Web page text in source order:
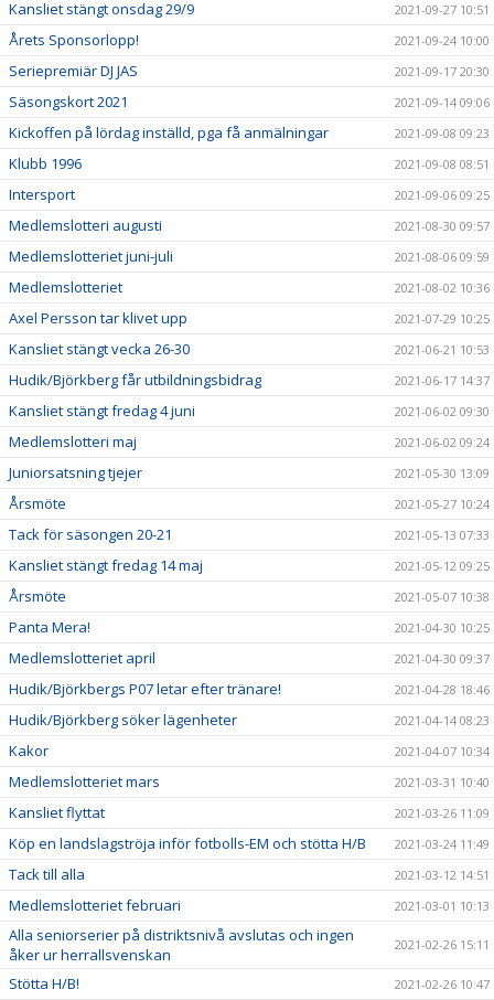
Kansliet stängt onsdag 29/9 2021-09-27 10:51
Årets Sponsorlopp! 2021-09-24 10:00
Seriepremiär DJ JAS 2021-09-17 20:30
Säsongskort 2021 2021-09-14 09:06
Kickoffen på lördag inställd, pga få anmälningar 2021-09-08 09:23
Klubb 1996 2021-09-08 08:51
Intersport 2021-09-06 09:25
Medlemslotteri augusti 2021-08-30 09:57
Medlemslotteriet juni-juli 2021-08-06 09:59
Medlemslotteriet 2021-08-02 10:36
Axel Persson tar klivet upp 2021-07-29 10:25
Kansliet stängt vecka 26-30 2021-06-21 10:53
Hudik/Björkberg får utbildningsbidrag 2021-06-17 14:37
Kansliet stängt fredag 4 juni 2021-06-02 09:30
Medlemslotteri maj 2021-06-02 09:24
Juniorsatsning tjejer 2021-05-30 13:09
Årsmöte 2021-05-27 10:24
Tack för säsongen 20-21 2021-05-13 07:33
Kansliet stängt fredag 14 maj 2021-05-12 09:25
Årsmöte 2021-05-07 10:38
Panta Mera! 2021-04-30 10:25
Medlemslotteriet april 2021-04-30 09:37
Hudik/Björkbergs P07 letar efter tränare! 2021-04-28 18:46
Hudik/Björkberg söker lägenheter 2021-04-14 08:23
Kakor 2021-04-07 10:34
Medlemslotteriet mars 2021-03-31 10:40
Kansliet flyttat 2021-03-26 11:09
Köp en landslagströja inför fotbolls-EM och stötta H/B 2021-03-24 11:49
Tack till alla 2021-03-12 14:51
Medlemslotteriet februari 2021-03-01 10:13
Alla seniorserier på distriktsnivå avslutas och ingen
åker ur herrallsvenskan
2021-02-26 15:11
Stötta H/B! 2021-02-26 10:47